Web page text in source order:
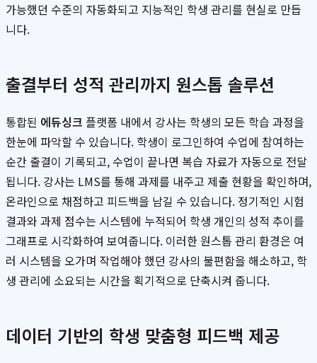
가능했던 수준의 자동화되고 지능적인 학생 관리를 현실로 만듭
니다.
출결부터 성적 관리까지 원스톱 솔루션
통합된 에듀싱크 플랫폼 내에서 강사는 학생의 모든 학습 과정을
한눈에 파악할 수 있습니다. 학생이 로그인하여 수업에 참여하는
순간 출결이 기록되고, 수업이 끝나면 복습 자료가 자동으로 전달
됩니다. 강사는 LMS를 통해 과제를 내주고 제출 현황을 확인하며,
온라인으로 채점하고 피드백을 남길 수 있습니다. 정기적인 시험
결과와 과제 점수는 시스템에 누적되어 학생 개인의 성적 추이를
그래프로 시각화하여 보여줍니다. 이러한 원스톱 관리 환경은 여
러 시스템을 오가며 작업해야 했던 강사의 불편함을 해소하고, 학
생 관리에 소요되는 시간을 획기적으로 단축시켜 줍니다.
데이터 기반의 학생 맞춤형 피드백 제공